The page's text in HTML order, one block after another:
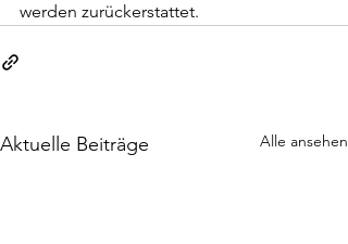
werden zurückerstattet.
Aktuelle Beiträge Alle ansehen